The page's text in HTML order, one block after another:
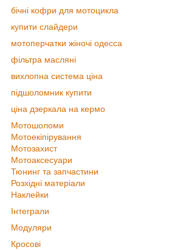
бічні кофри для мотоцикла
купити слайдери
мотоперчатки жіночі одесса
фільтра масляні
вихлопна система ціна
підшоломник купити
ціна дзеркала на кермо
Мотошоломи
Мотоекіпірування
Мотозахист
Мотоаксесуари
Тюнинг та запчастини
Розхідні матеріали
Наклейки
Інтеграли
Модуляри
Кросові